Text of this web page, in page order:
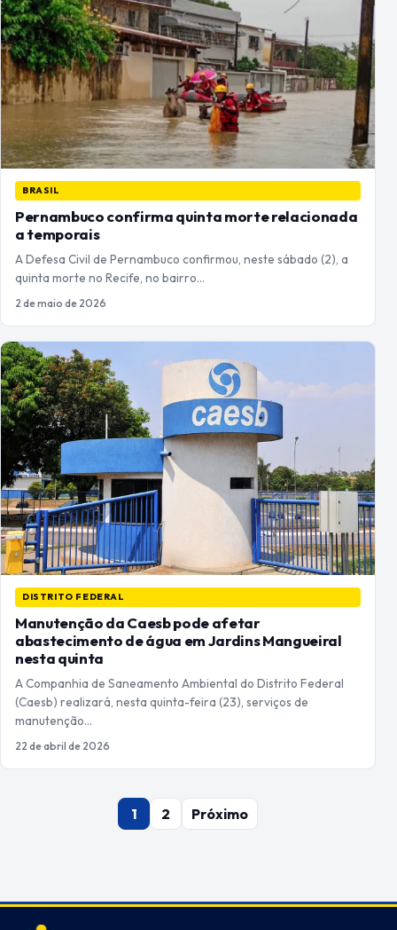
BRASIL
Pernambuco confirma quinta morte relacionada
a temporais
A Defesa Civil de Pernambuco confirmou, neste sábado (2), a
quinta morte no Recife, no bairro…
2 de maio de 2026
DISTRITO FEDERAL
Manutenção da Caesb pode afetar
abastecimento de água em Jardins Mangueiral
nesta quinta
A Companhia de Saneamento Ambiental do Distrito Federal
(Caesb) realizará, nesta quinta-feira (23), serviços de
manutenção…
22 de abril de 2026
1 2 Próximo